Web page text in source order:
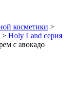
косметики >
> Holy Land серия
с авокадо